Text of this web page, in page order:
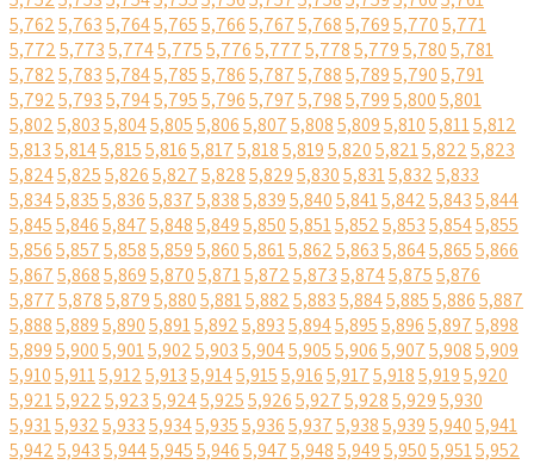
5,7625,7635,7645,7655,7665,7675,7685,7695,7705,771
5,7725,7735,7745,7755,7765,7775,7785,7795,7805,781
5,7825,7835,7845,7855,7865,7875,7885,7895,7905,791
5,7925,7935,7945,7955,7965,7975,7985,7995,8005,801
5,8025,8035,8045,8055,8065,8075,8085,8095,8105,8115,812
5,8135,8145,8155,8165,8175,8185,8195,8205,8215,8225,823
5,8245,8255,8265,8275,8285,8295,8305,8315,8325,833
5,8345,8355,8365,8375,8385,8395,8405,8415,8425,8435,844
5,8455,8465,8475,8485,8495,8505,8515,8525,8535,8545,855
5,8565,8575,8585,8595,8605,8615,8625,8635,8645,8655,866
5,8675,8685,8695,8705,8715,8725,8735,8745,8755,876
5,8775,8785,8795,8805,8815,8825,8835,8845,8855,8865,887
5,8885,8895,8905,8915,8925,8935,8945,8955,8965,8975,898
5,8995,9005,9015,9025,9035,9045,9055,9065,9075,9085,909
5,9105,9115,9125,9135,9145,9155,9165,9175,9185,9195,920
5,9215,9225,9235,9245,9255,9265,9275,9285,9295,930
5,9315,9325,9335,9345,9355,9365,9375,9385,9395,9405,941
5,9425,9435,9445,9455,9465,9475,9485,9495,9505,9515,952